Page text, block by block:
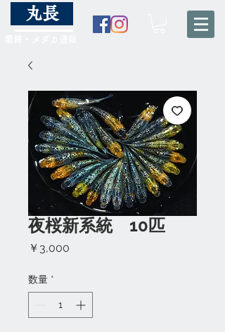
丸長
夜桜新系統 10匹
￥3,000
数量 *